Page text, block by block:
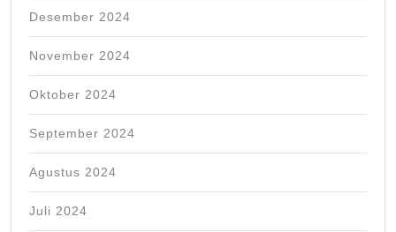
Desember 2024
November 2024
Oktober 2024
September 2024
Agustus 2024
Juli 2024